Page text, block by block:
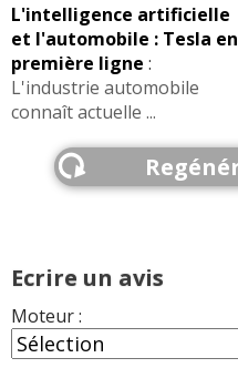
L'intelligence artificielle
et l'automobile : Tesla en
première ligne :
L'industrie automobile
connaît actuelle ...
Ecrire un avis
Moteur :